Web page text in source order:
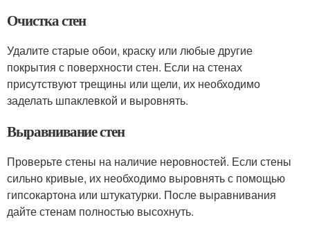
Очистка стен
Удалите старые обои, краску или любые другие
покрытия с поверхности стен. Если на стенах
присутствуют трещины или щели, их необходимо
заделать шпаклевкой и выровнять.
Выравнивание стен
Проверьте стены на наличие неровностей. Если стены
сильно кривые, их необходимо выровнять с помощью
гипсокартона или штукатурки. После выравнивания
дайте стенам полностью высохнуть.